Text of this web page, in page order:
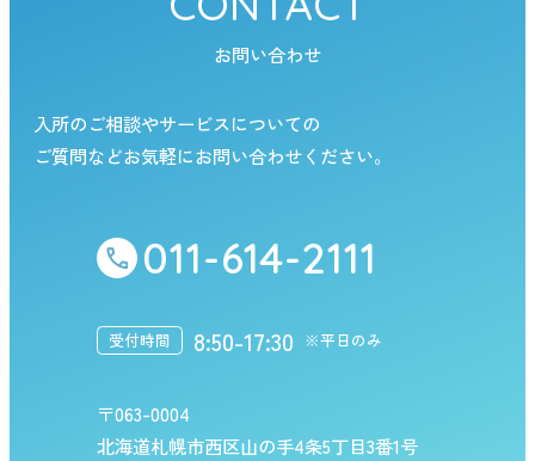
お問い合わせ
入所のご相談やサービスについての
ご質問などお気軽にお問い合わせください。
011-614-2111
受付時間 8:50-17:30 ※平日のみ
〒063-0004
北海道札幌市西区山の手4条5丁目3番1号